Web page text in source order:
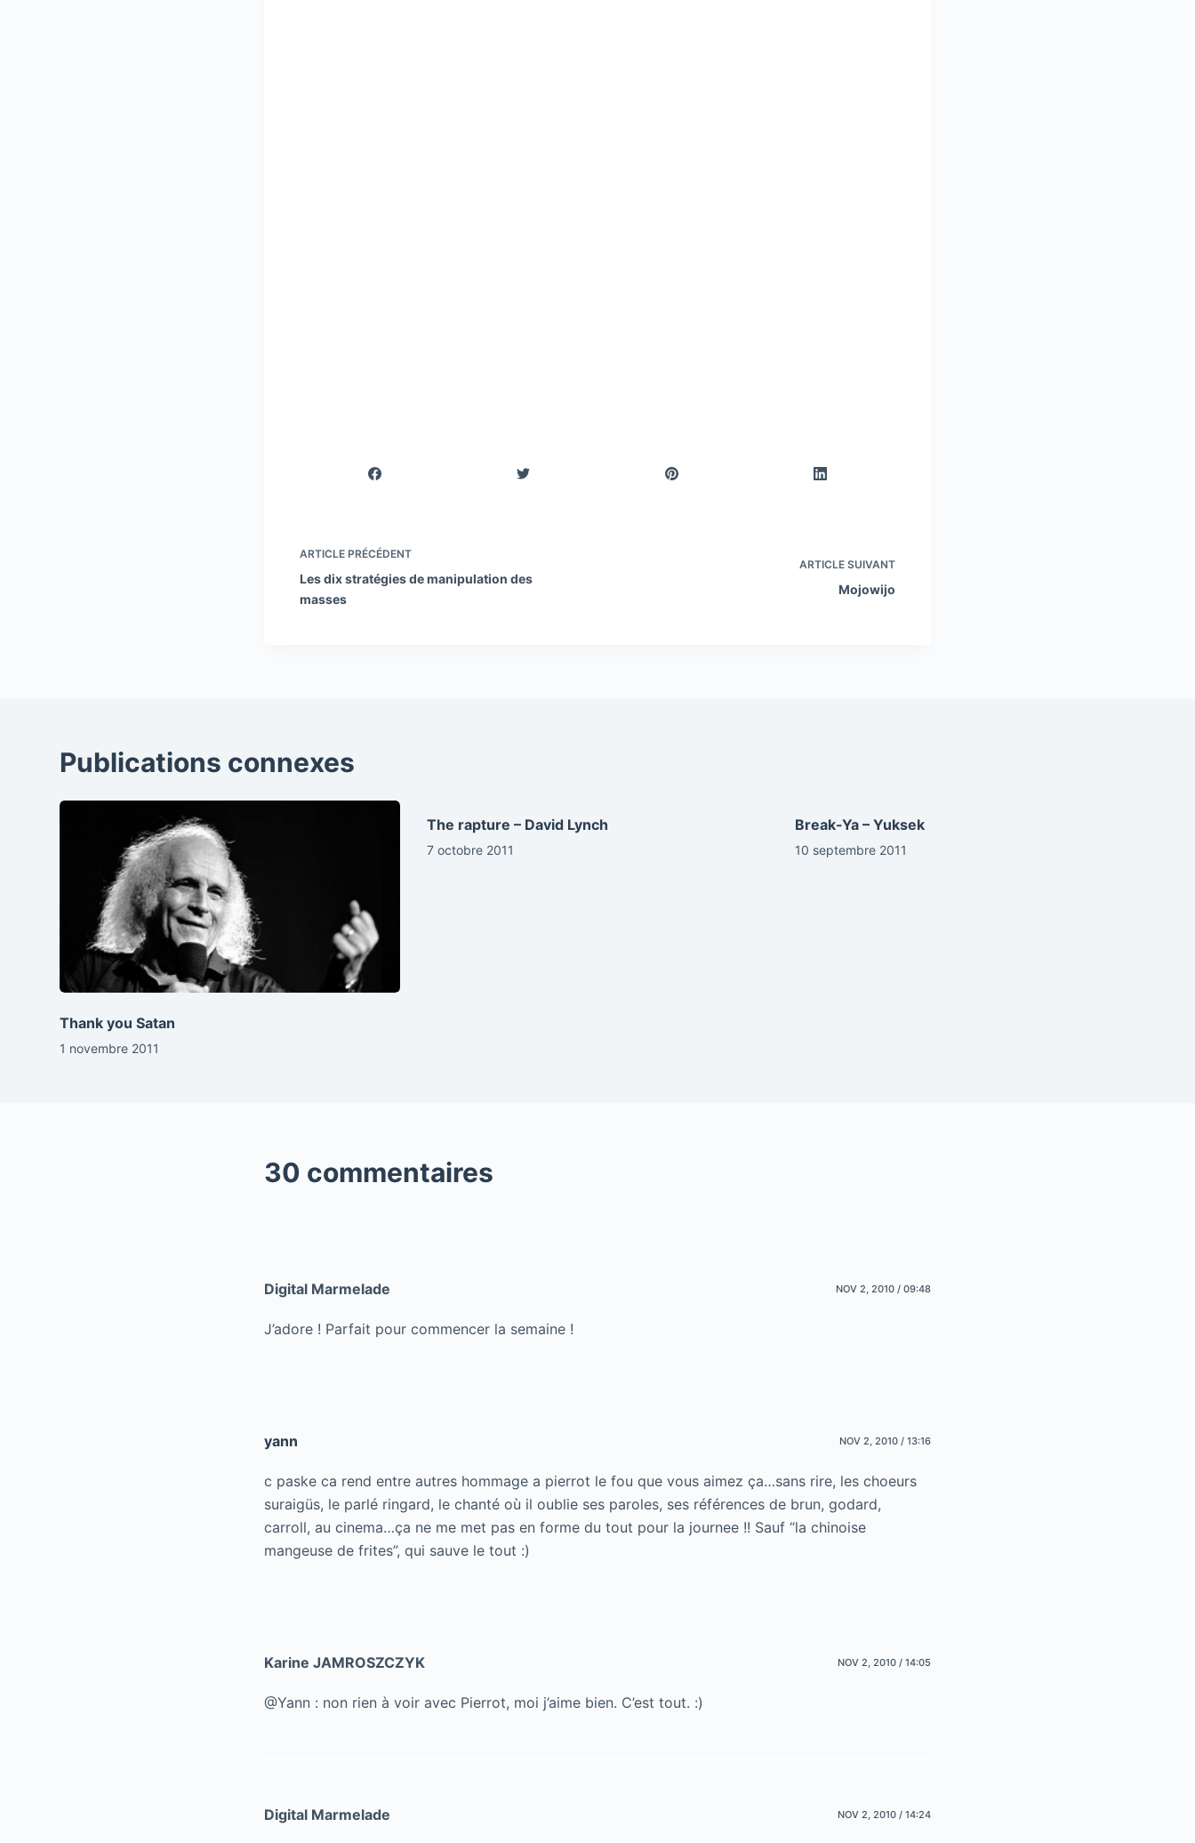
ARTICLE PRÉCÉDENT
Les dix stratégies de manipulation des
masses
ARTICLE SUIVANT
Mojowijo
Publications connexes
Thank you Satan
1 novembre 2011
The rapture – David Lynch
7 octobre 2011
Break-Ya – Yuksek
10 septembre 2011
30 commentaires
Digital Marmelade NOV 2, 2010 / 09:48
J’adore ! Parfait pour commencer la semaine !
yann NOV 2, 2010 / 13:16
c paske ca rend entre autres hommage a pierrot le fou que vous aimez ça…sans rire, les choeurs
suraigüs, le parlé ringard, le chanté où il oublie ses paroles, ses références de brun, godard,
carroll, au cinema…ça ne me met pas en forme du tout pour la journee !! Sauf “la chinoise
mangeuse de frites”, qui sauve le tout :)
Karine JAMROSZCZYK NOV 2, 2010 / 14:05
@Yann : non rien à voir avec Pierrot, moi j’aime bien. C’est tout. :)
Digital Marmelade NOV 2, 2010 / 14:24